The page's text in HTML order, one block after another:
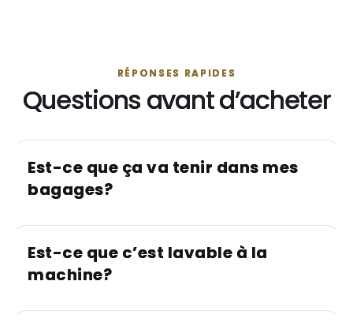
RÉPONSES RAPIDES
Questions avant d’acheter
Est-ce que ça va tenir dans mes
bagages?
Est-ce que c’est lavable à la
machine?